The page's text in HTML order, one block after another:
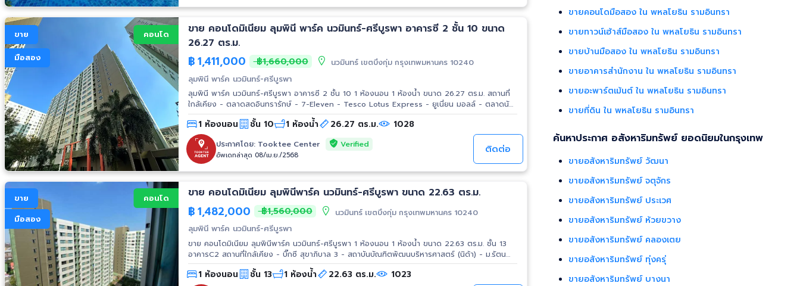
ขาย
มือสอง
คอนโด
ขาย คอนโดมิเนียม ลุมพินี พาร์ค นวมินทร์-ศรีบูรพา อาคารซี 2 ชั้น 10 ขนาด
26.27 ตร.ม.
฿1,411,000 ฿1,660,000 นวมินทร์ เขตบึงกุ่ม กรุงเทพมหานคร 10240
ลุมพินี พาร์ค นวมินทร์-ศรีบูรพา
ลุมพินี พาร์ค นวมินทร์-ศรีบูรพา อาคารซี 2 ชั้น 10 1 ห้องนอน 1 ห้องน้ำ ขนาด 26.27 ตร.ม. สถานที่
ใกล้เคียง - ตลาดสดอินทรารักษ์ - 7-Eleven - Tesco Lotus Express - ยูเนี่ยน มอลล์ - ตลาดนัด
จ๊อดแฟร์แดนเนรมิตร - ตลาดนัดกรีนวินเทจ รัชโยธิน
1 ห้องนอน ชั้น 10 1 ห้องน้ำ 26.27 ตร.ม. 1028
ประกาศโดย: Tooktee Center Verified
อัพเดทล่าสุด 08/เม.ย./2568 ติดต่อ
ขาย
มือสอง
คอนโด ขาย คอนโดมิเนียม ลุมพินีพาร์ค นวมินทร์-ศรีบูรพา ขนาด 22.63 ตร.ม.
฿1,482,000 ฿1,560,000 นวมินทร์ เขตบึงกุ่ม กรุงเทพมหานคร 10240
ลุมพินี พาร์ค นวมินทร์-ศรีบูรพา
ขาย คอนโดมิเนียม ลุมพินีพาร์ค นวมินทร์-ศรีบูรพา 1 ห้องนอน 1 ห้องน้ำ ขนาด 22.63 ตร.ม. ชั้น 13
อาคารC2 สถานที่ใกล้เคียง - บิ๊กซี สุขาภิบาล 3 - สถาบันบัณฑิตพัฒนบริหารศาสตร์ (นิด้า) - ม.รัตน
บัณฑิต - แฟชั่นไอส์แลนด์ - เดอะมอลล์ บางกะปิ - เทสโก้ โลตัส บางกะปิ - รพ.พญาไท นวมินทร์ การ
เดินทาง - ซ.นวมินทร์ 38 - ถ.นวมินทร์
1 ห้องนอน ชั้น 13 1 ห้องน้ำ 22.63 ตร.ม. 1023
ขายคอนโดมือสอง ใน พหลโยธิน รามอินทรา
ขายทาวน์เฮ้าส์มือสอง ใน พหลโยธิน รามอินทรา
ขายบ้านมือสอง ใน พหลโยธิน รามอินทรา
ขายอาคารสำนักงาน ใน พหลโยธิน รามอินทรา
ขายอะพาร์ตเม้นต์ ใน พหลโยธิน รามอินทรา
ขายที่ดิน ใน พหลโยธิน รามอินทรา
ค้นหาประกาศ อสังหาริมทรัพย์ ยอดนิยมในกรุงเทพ
ขายอสังหาริมทรัพย์ วัฒนา
ขายอสังหาริมทรัพย์ จตุจักร
ขายอสังหาริมทรัพย์ ประเวศ
ขายอสังหาริมทรัพย์ ห้วยขวาง
ขายอสังหาริมทรัพย์ คลองเตย
ขายอสังหาริมทรัพย์ ทุ่งครุ่
ขายอสังหาริมทรัพย์ บางนา